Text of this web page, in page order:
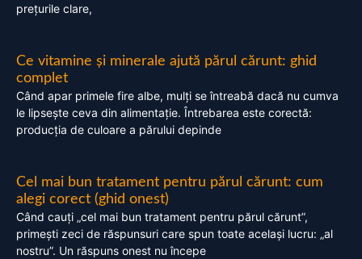
prețurile clare,
Ce vitamine și minerale ajută părul cărunt: ghid
complet
Când apar primele fire albe, mulți se întreabă dacă nu cumva
le lipsește ceva din alimentație. Întrebarea este corectă:
producția de culoare a părului depinde
Cel mai bun tratament pentru părul cărunt: cum
alegi corect (ghid onest)
Când cauți „cel mai bun tratament pentru părul cărunt”,
primești zeci de răspunsuri care spun toate același lucru: „al
nostru”. Un răspuns onest nu începe